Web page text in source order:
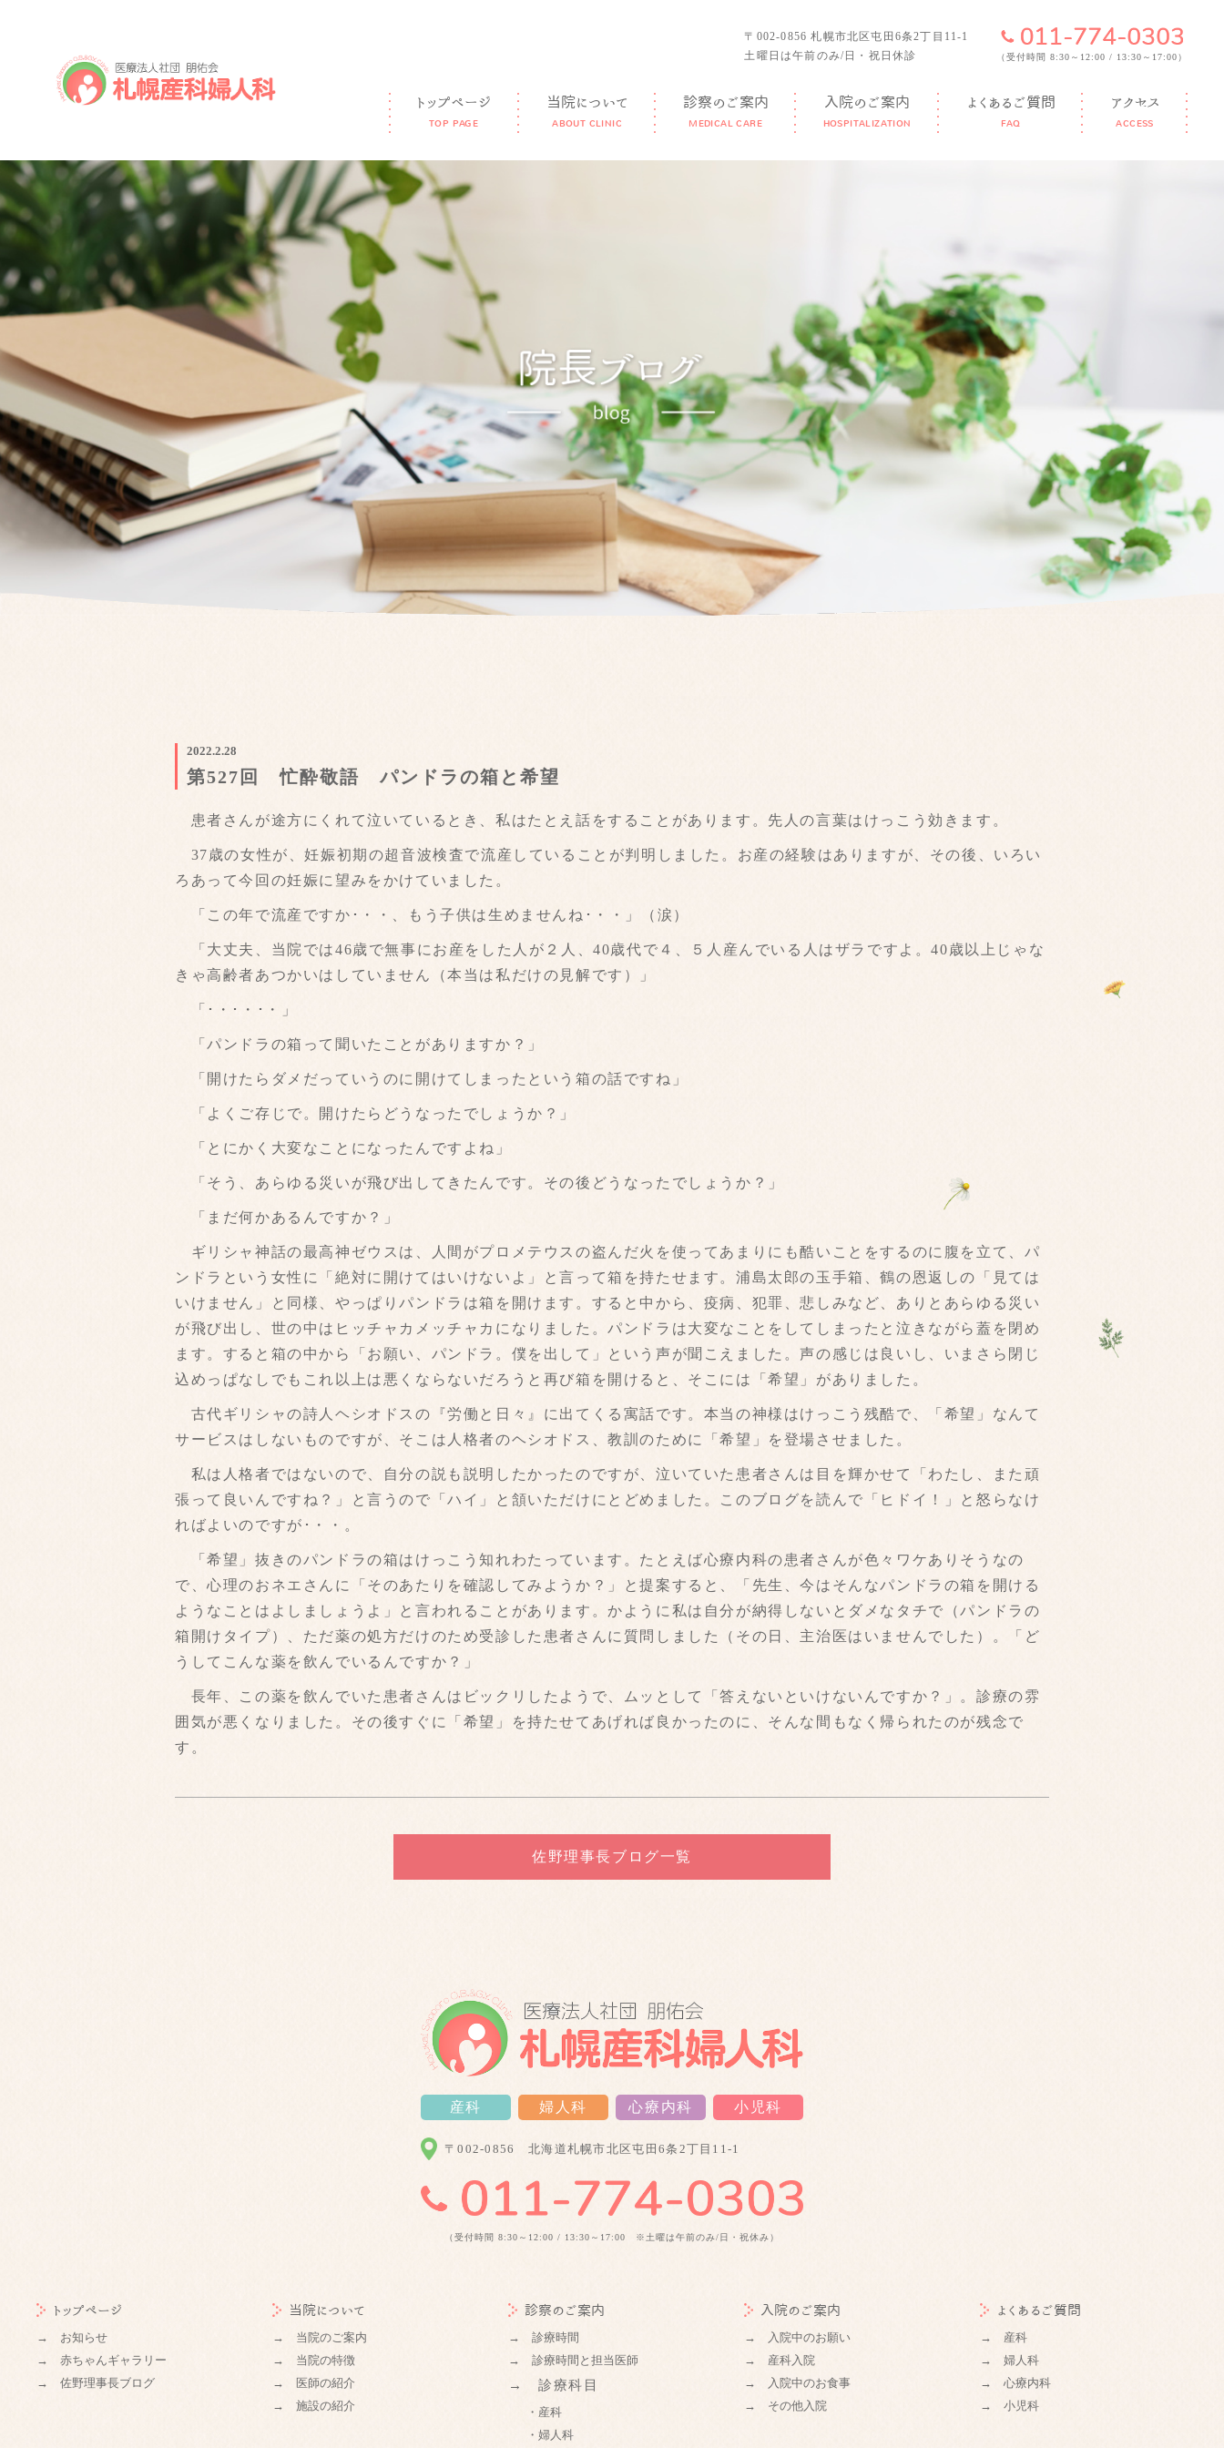
〒002-0856 札幌市北区屯田6条2丁目11-1
土曜日は午前のみ/日・祝日休診
（受付時間 8:30～12:00 / 13:30～17:00）
トップページ
TOP PAGE
当院について
ABOUT CLINIC
診察のご案内
MEDICAL CARE
入院のご案内
HOSPITALIZATION
よくあるご質問
FAQ
アクセス
ACCESS
2022.2.28
第527回 忙酔敬語 パンドラの箱と希望
患者さんが途方にくれて泣いているとき、私はたとえ話をすることがあります。先人の言葉はけっこう効きます。
37歳の女性が、妊娠初期の超音波検査で流産していることが判明しました。お産の経験はありますが、その後、いろい
ろあって今回の妊娠に望みをかけていました。
「この年で流産ですか･・・、もう子供は生めませんね･・・」（涙）
「大丈夫、当院では46歳で無事にお産をした人が２人、40歳代で４、５人産んでいる人はザラですよ。40歳以上じゃな
きゃ高齢者あつかいはしていません（本当は私だけの見解です）」
「･・･・･・」
「パンドラの箱って聞いたことがありますか？」
「開けたらダメだっていうのに開けてしまったという箱の話ですね」
「よくご存じで。開けたらどうなったでしょうか？」
「とにかく大変なことになったんですよね」
「そう、あらゆる災いが飛び出してきたんです。その後どうなったでしょうか？」
「まだ何かあるんですか？」
ギリシャ神話の最高神ゼウスは、人間がプロメテウスの盗んだ火を使ってあまりにも酷いことをするのに腹を立て、パ
ンドラという女性に「絶対に開けてはいけないよ」と言って箱を持たせます。浦島太郎の玉手箱、鶴の恩返しの「見ては
いけません」と同様、やっぱりパンドラは箱を開けます。すると中から、疫病、犯罪、悲しみなど、ありとあらゆる災い
が飛び出し、世の中はヒッチャカメッチャカになりました。パンドラは大変なことをしてしまったと泣きながら蓋を閉め
ます。すると箱の中から「お願い、パンドラ。僕を出して」という声が聞こえました。声の感じは良いし、いまさら閉じ
込めっぱなしでもこれ以上は悪くならないだろうと再び箱を開けると、そこには「希望」がありました。
古代ギリシャの詩人ヘシオドスの『労働と日々』に出てくる寓話です。本当の神様はけっこう残酷で、「希望」なんて
サービスはしないものですが、そこは人格者のヘシオドス、教訓のために「希望」を登場させました。
私は人格者ではないので、自分の説も説明したかったのですが、泣いていた患者さんは目を輝かせて「わたし、また頑
張って良いんですね？」と言うので「ハイ」と頷いただけにとどめました。このブログを読んで「ヒドイ！」と怒らなけ
ればよいのですが･・・。
「希望」抜きのパンドラの箱はけっこう知れわたっています。たとえば心療内科の患者さんが色々ワケありそうなの
で、心理のおネエさんに「そのあたりを確認してみようか？」と提案すると、「先生、今はそんなパンドラの箱を開ける
ようなことはよしましょうよ」と言われることがあります。かように私は自分が納得しないとダメなタチで（パンドラの
箱開けタイプ）、ただ薬の処方だけのため受診した患者さんに質問しました（その日、主治医はいませんでした）。「ど
うしてこんな薬を飲んでいるんですか？」
長年、この薬を飲んでいた患者さんはビックリしたようで、ムッとして「答えないといけないんですか？」。診療の雰
囲気が悪くなりました。その後すぐに「希望」を持たせてあげれば良かったのに、そんな間もなく帰られたのが残念で
す。
佐野理事長ブログ一覧
産科 婦人科 心療内科 小児科
〒002-0856 北海道札幌市北区屯田6条2丁目11-1
（受付時間 8:30～12:00 / 13:30～17:00 ※土曜は午前のみ/日・祝休み）
トップページ
→ お知らせ
→ 赤ちゃんギャラリー
→ 佐野理事長ブログ
当院について
→ 当院のご案内
→ 当院の特徴
→ 医師の紹介
→ 施設の紹介
診察のご案内
→ 診療時間
→ 診療時間と担当医師
→ 診療科目
・産科
・婦人科
入院のご案内
→ 入院中のお願い
→ 産科入院
→ 入院中のお食事
→ その他入院
よくあるご質問
→ 産科
→ 婦人科
→ 心療内科
→ 小児科